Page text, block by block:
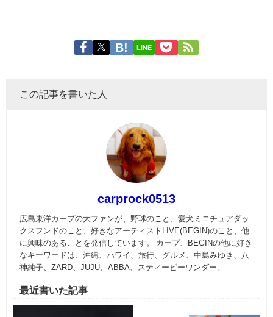
LINE
この記事を書いた人
carprock0513
広島東洋カープの大ファンが、野球のこと、愛犬ミニチュアダッ
クスフンドのこと、好きなアーティストLIVE(BEGIN)のこと、他
に興味のあることを発信しています。 カープ、BEGINの他に好き
なキーワードは、沖縄、ハワイ、旅行、グルメ、中島みゆき、八
神純子、ZARD、JUJU、ABBA、スティービーワンダー。
最近書いた記事